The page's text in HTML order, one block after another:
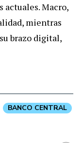
actuales. Macro,
mientras
brazo digital,
BANCO CENTRAL